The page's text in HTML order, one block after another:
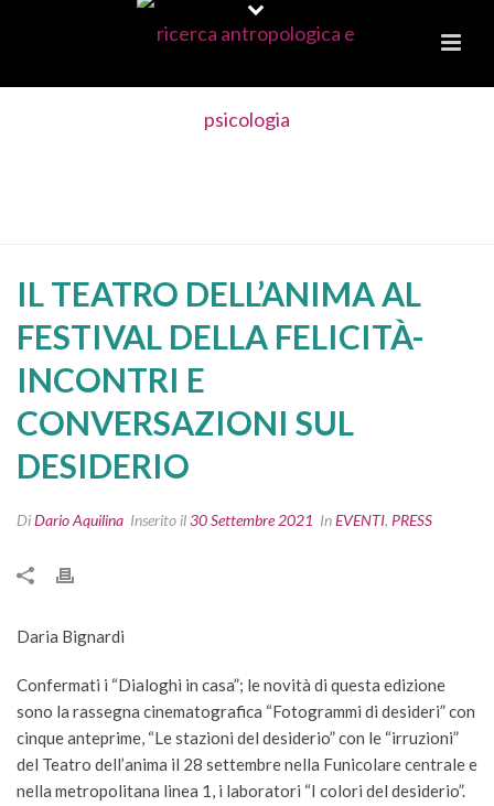
IL TEATRO DELL’ANIMA AL
FESTIVAL DELLA FELICITÀ-
INCONTRI E
CONVERSAZIONI SUL
DESIDERIO
DiDario Aquilina Inserito il30 Settembre 2021 InEVENTI, PRESS
Daria Bignardi
Confermati i “Dialoghi in casa”; le novità di questa edizione
sono la rassegna cinematografica “Fotogrammi di desideri” con
cinque anteprime, “Le stazioni del desiderio” con le “irruzioni”
del Teatro dell’anima il 28 settembre nella Funicolare centrale e
nella metropolitana linea 1, i laboratori “I colori del desiderio”.